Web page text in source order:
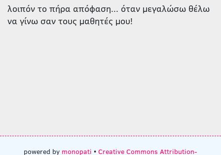
λοιπόν το πήρα απόφαση... όταν μεγαλώσω θέλω
να γίνω σαν τους μαθητές μου!
powered by monopati • Creative Commons Attribution-